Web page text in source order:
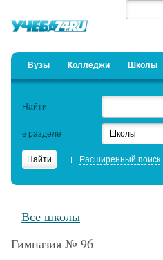
Вузы Колледжи Школы
Добавить уч. заведение
Найти
в разделе
Расширенный поиск
Все школы
Гимназия № 96